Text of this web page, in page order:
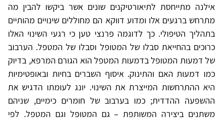
אילנה מתייחסת לתיאורטיקנים שונים אשר ביקשו להבין מה
מתרחש ברגעים אלו ומדוע דווקא הם מחוללים שינויים מהותיים
בתהליך הטיפולי. כך לדוגמה פרנצי טען כי רגעי השינוי האלו
כרוכים בהחייאת סבלו של המטופל וסבלו של המטפל. הערבוב
של דמעות המטופל בדמעות המטפל הוא הגורם המרפא, בדיוק
כמו דמעות האם והתינוק. איסוף השברים בחיות ובאופטימיות
היא ההתרחשות המייצרת את השינוי. יונג לעומתו הדגיש את
ההשפעה ההדדית; כמו בערבוב של חומרים כימיים, שניהם
משתנים ביצירה המשותפת – גם המטופל וגם המטפל. לפי